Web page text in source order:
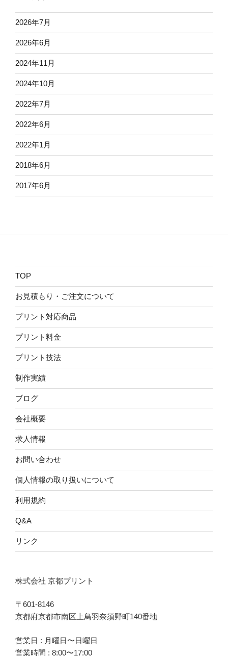
2026年7月
2026年6月
2024年11月
2024年10月
2022年7月
2022年6月
2022年1月
2018年6月
2017年6月
TOP
お見積もり・ご注文について
プリント対応商品
プリント料金
プリント技法
制作実績
ブログ
会社概要
求人情報
お問い合わせ
個人情報の取り扱いについて
利用規約
Q&A
リンク
株式会社 京都プリント
〒601-8146
京都府京都市南区上鳥羽奈須野町140番地
営業日 : 月曜日〜日曜日
営業時間 : 8:00〜17:00